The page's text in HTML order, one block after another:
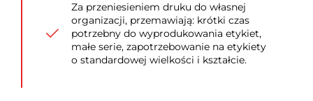
Za przeniesieniem druku do własnej
organizacji, przemawiają: krótki czas
potrzebny do wyprodukowania etykiet,
małe serie, zapotrzebowanie na etykiety
o standardowej wielkości i kształcie.